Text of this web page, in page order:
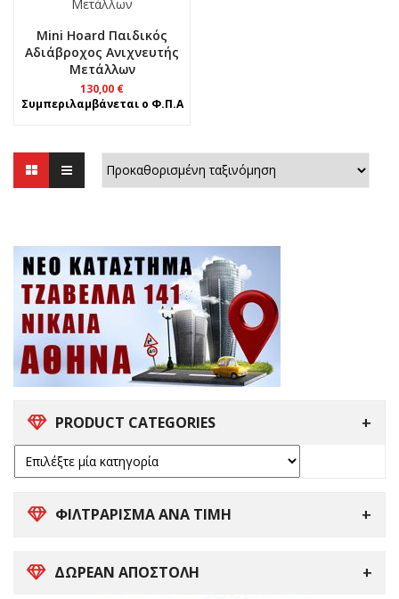
PRODUCT CATEGORIES
ΦΙΛΤΡΑΡΙΣΜΑ ΑΝΑ ΤΙΜΗ
ΔΩΡΕΑΝ ΑΠΟΣΤΟΛΗ
Mini Hoard Παιδικός
Αδιάβροχος Ανιχνευτής
Μετάλλων
130,00 €
Συμπεριλαμβάνεται ο Φ.Π.Α